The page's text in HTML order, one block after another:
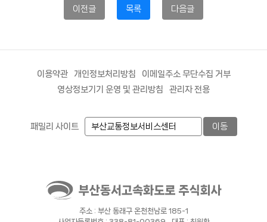
이전글 목록 다음글
이용약관 개인정보처리방침
이메일주소 무단수집 거부
영상정보기기 운영 및 관리방침
관리자 전용
패밀리 사이트 이동
주소 : 부산 동래구 온천천남로 185-1